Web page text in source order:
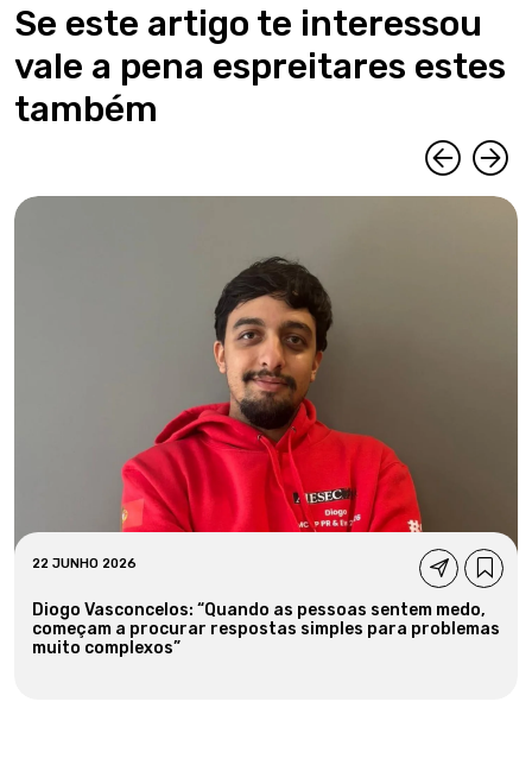
Se este artigo te interessou
vale a pena espreitares estes
também
22 JUNHO 2026
Diogo Vasconcelos: “Quando as pessoas sentem medo,
começam a procurar respostas simples para problemas
muito complexos”